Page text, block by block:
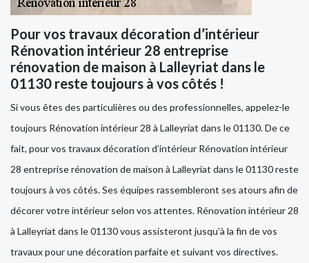
Pour vos travaux décoration d’intérieur
Rénovation intérieur 28 entreprise
rénovation de maison à Lalleyriat dans le
01130 reste toujours à vos côtés !
Si vous êtes des particulières ou des professionnelles, appelez-le
toujours Rénovation intérieur 28 à Lalleyriat dans le 01130. De ce
fait, pour vos travaux décoration d’intérieur Rénovation intérieur
28 entreprise rénovation de maison à Lalleyriat dans le 01130 reste
toujours à vos côtés. Ses équipes rassembleront ses atours afin de
décorer votre intérieur selon vos attentes. Rénovation intérieur 28
à Lalleyriat dans le 01130 vous assisteront jusqu’à la fin de vos
travaux pour une décoration parfaite et suivant vos directives.